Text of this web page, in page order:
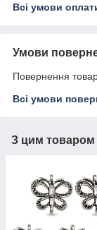
Всі умови
Умови
Повернення
Всі умови
З цим товаром